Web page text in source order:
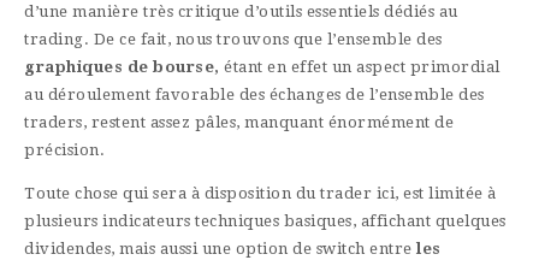
d’une manière très critique d’outils essentiels dédiés au
trading. De ce fait, nous trouvons que l’ensemble des
graphiques de bourse, étant en effet un aspect primordial
au déroulement favorable des échanges de l’ensemble des
traders, restent assez pâles, manquant énormément de
précision.
Toute chose qui sera à disposition du trader ici, est limitée à
plusieurs indicateurs techniques basiques, affichant quelques
dividendes, mais aussi une option de switch entre les